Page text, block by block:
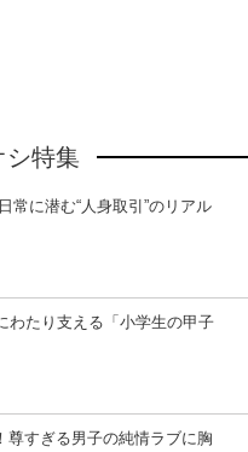
シ特集
常に潜む“人身取引”のリアル
わたり支える「小学生の甲子
尊すぎる男子の純情ラブに胸